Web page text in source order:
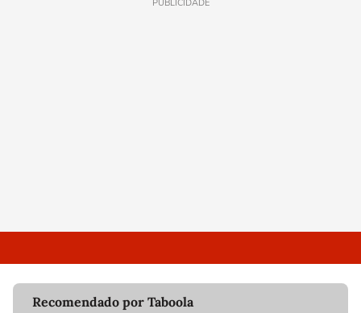
PUBLICIDADE
Recomendado por Taboola